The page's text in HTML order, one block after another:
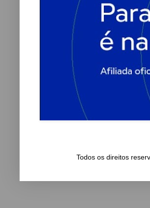
Todos os direitos